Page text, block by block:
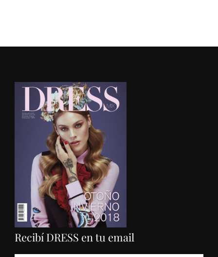
Recibí DRESS en tu email